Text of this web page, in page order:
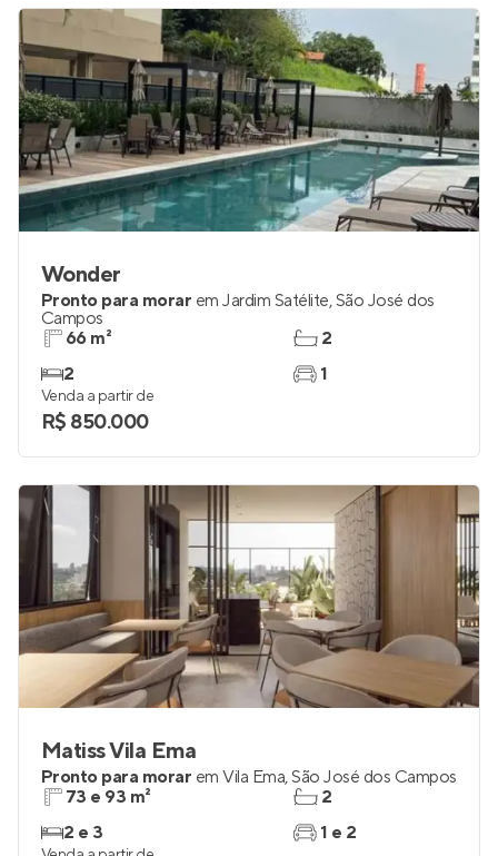
Wonder
Pronto para morar em Jardim Satélite,São José dos
Campos
66 m²
2
2
1
Venda a partir de
R$ 850.000
Matiss Vila Ema
Pronto para morar em Vila Ema,São José dos Campos
73 e 93 m²
2 e 3
2
1 e 2